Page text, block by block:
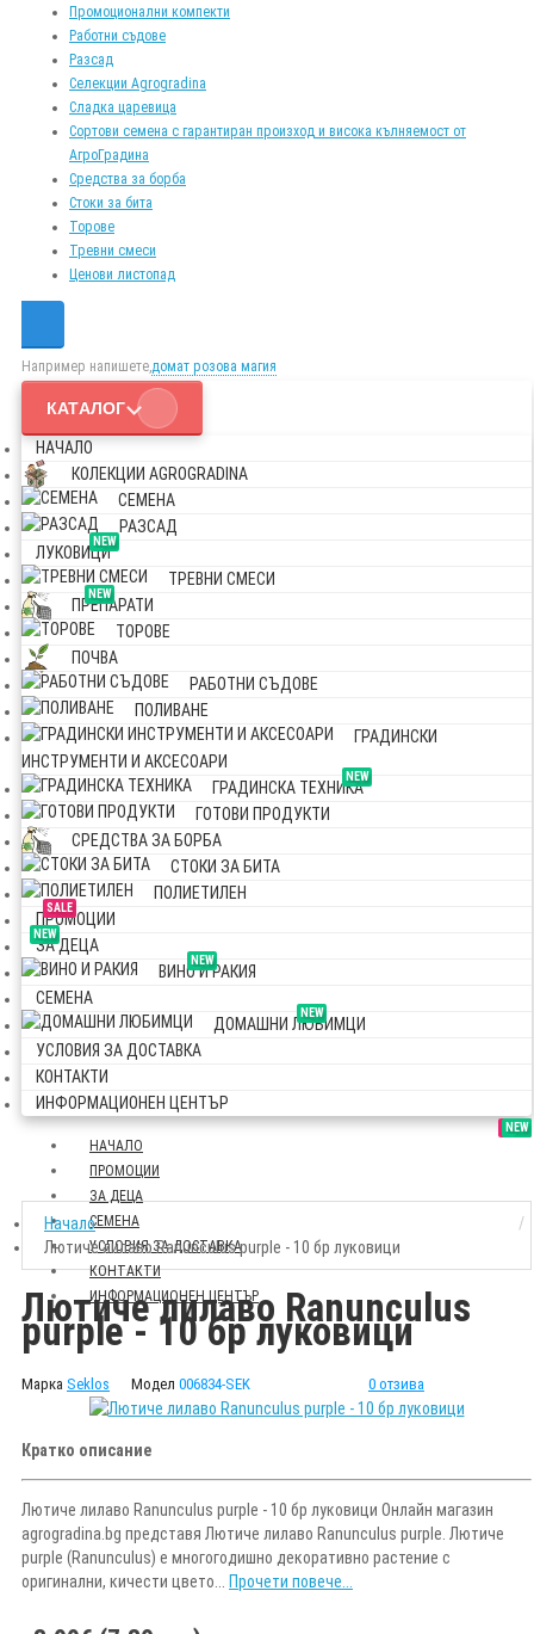
Промоционални компекти
Работни съдове
Разсад
Селекции Agrogradina
Сладка царевица
Сортови семена с гарантиран произход и висока кълняемост от
АгроГрадина
Средства за борба
Стоки за бита
Торове
Тревни смеси
Ценови листопад
Например напишете,домат розова магия
КАТАЛОГ
НАЧАЛО
КОЛЕКЦИИ AGROGRADINA
СЕМЕНА
РАЗСАД
NEW
ЛУКОВИЦИ
ТРЕВНИ СМЕСИ
NEW
ПРЕПАРАТИ
ТОРОВЕ
ПОЧВА
РАБОТНИ СЪДОВЕ
ПОЛИВАНЕ
ГРАДИНСКИ
ИНСТРУМЕНТИ И АКСЕСОАРИ
NEW
ГРАДИНСКА ТЕХНИКА
ГОТОВИ ПРОДУКТИ
СРЕДСТВА ЗА БОРБА
СТОКИ ЗА БИТА
ПОЛИЕТИЛЕН
SALE
ПРОМОЦИИ
NEW
ЗА ДЕЦА
NEW
ВИНО И РАКИЯ
СЕМЕНА
NEW
ДОМАШНИ ЛЮБИМЦИ
УСЛОВИЯ ЗА ДОСТАВКА
КОНТАКТИ
ИНФОРМАЦИОНЕН ЦЕНТЪР
НАЧАЛО
SALE
ПРОМОЦИИ
NEW
ЗА ДЕЦА
СЕМЕНА
УСЛОВИЯ ЗА ДОСТАВКА
КОНТАКТИ
ИНФОРМАЦИОНЕН ЦЕНТЪР
Начало
Лютиче лилаво Ranunculus purple - 10 бр луковици
Лютиче лилаво Ranunculus
purple - 10 бр луковици
Марка Seklos Модел 006834-SEK 0 отзива
Кратко описание
Лютиче лилаво Ranunculus purple - 10 бр луковици Онлайн магазин
agrogradina.bg представя Лютиче лилаво Ranunculus purple. Лютиче
purple (Ranunculus) е многогодишно декоративно растение с
оригинални, кичести цвето... Прочети повече...